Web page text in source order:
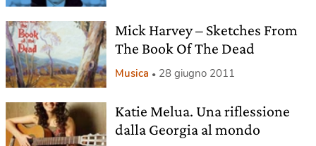
Mick Harvey – Sketches From
The Book Of The Dead
Musica 28 giugno 2011
Katie Melua. Una riflessione
dalla Georgia al mondo